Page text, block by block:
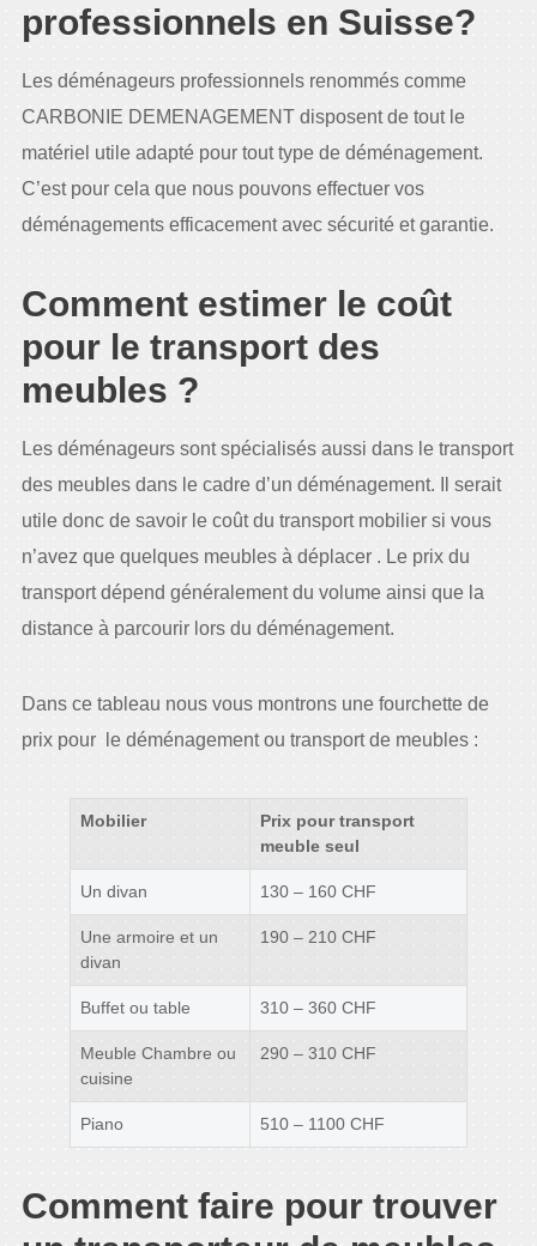
professionnels en Suisse?
Les déménageurs professionnels renommés comme
CARBONIE DEMENAGEMENT disposent de tout le
matériel utile adapté pour tout type de déménagement.
C’est pour cela que nous pouvons effectuer vos
déménagements efficacement avec sécurité et garantie.
Comment estimer le coût
pour le transport des
meubles ?
Les déménageurs sont spécialisés aussi dans le transport
des meubles dans le cadre d’un déménagement. Il serait
utile donc de savoir le coût du transport mobilier si vous
n’avez que quelques meubles à déplacer . Le prix du
transport dépend généralement du volume ainsi que la
distance à parcourir lors du déménagement.
Dans ce tableau nous vous montrons une fourchette de
prix pour le déménagement ou transport de meubles :
Mobilier
Prix pour transport
meuble seul
Un divan 130 – 160 CHF
Une armoire et un
divan
190 – 210 CHF
Buffet ou table 310 – 360 CHF
Meuble Chambre ou
cuisine
290 – 310 CHF
Piano 510 – 1100 CHF
Comment faire pour trouver